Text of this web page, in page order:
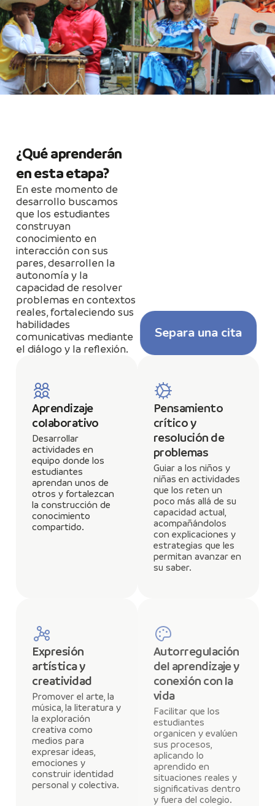
¿Qué aprenderán
en esta etapa?
En este momento de
desarrollo buscamos
que los estudiantes
construyan
conocimiento en
interacción con sus
pares, desarrollen la
autonomía y la
capacidad de resolver
problemas en contextos
reales, fortaleciendo sus
habilidades
comunicativas mediante
el diálogo y la reflexión.
Separa una cita
Aprendizaje
colaborativo
Desarrollar
actividades en
equipo donde los
estudiantes
aprendan unos de
otros y fortalezcan
la construcción de
conocimiento
compartido.
Pensamiento
crítico y
resolución de
problemas
Guiar a los niños y
niñas en actividades
que los reten un
poco más allá de su
capacidad actual,
acompañándolos
con explicaciones y
estrategias que les
permitan avanzar en
su saber.
Expresión
artística y
creatividad
Promover el arte, la
música, la literatura y
la exploración
creativa como
medios para
expresar ideas,
emociones y
construir identidad
personal y colectiva.
Autorregulación
del aprendizaje y
conexión con la
vida
Facilitar que los
estudiantes
organicen y evalúen
sus procesos,
aplicando lo
aprendido en
situaciones reales y
significativas dentro
y fuera del colegio.